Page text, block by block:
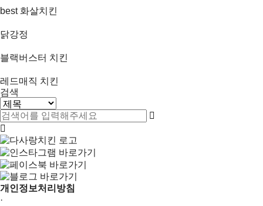
best 화살치킨
닭강정
블랙버스터 치킨
레드매직 치킨
검색
개인정보처리방침
·